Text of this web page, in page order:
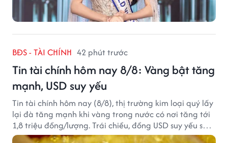
BĐS - TÀI CHÍNH 42 phút trước
Tin tài chính hôm nay 8/8: Vàng bật tăng
mạnh, USD suy yếu
Tin tài chính hôm nay (8/8), thị trường kim loại quý lấy
lại đà tăng mạnh khi vàng trong nước có nơi tăng tới
1,8 triệu đồng/lượng. Trái chiều, đồng USD suy yếu sau
báo cáo việc làm Mỹ kém tích cực.